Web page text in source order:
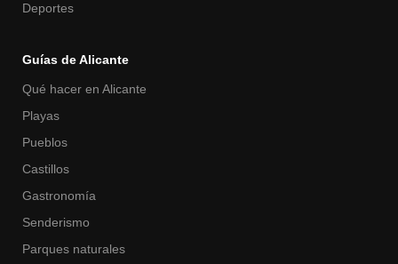
Deportes
Guías de Alicante
Qué hacer en Alicante
Playas
Pueblos
Castillos
Gastronomía
Senderismo
Parques naturales